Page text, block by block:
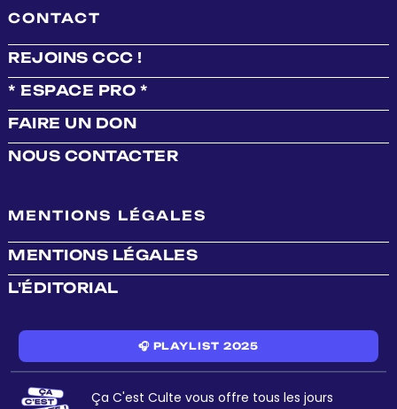
CONTACT
REJOINS CCC !
* ESPACE PRO *
FAIRE UN DON
NOUS CONTACTER
MENTIONS LÉGALES
MENTIONS LÉGALES
L'ÉDITORIAL
🎧 PLAYLIST 2025
Ça C'est Culte vous offre tous les jours